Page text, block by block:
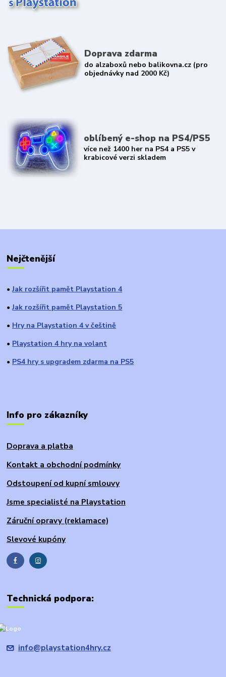
Doprava zdarma
do alzaboxů nebo balikovna.cz (pro
objednávky nad 2000 Kč)
oblíbený e-shop na PS4/PS5
více než 1400 her na PS4 a PS5 v
krabicové verzi skladem
Nejčtenější
● Jak rozšířit pamět Playstation 4
● Jak rozšířit pamět Playstation 5
● Hry na Playstation 4 v češtině
● Playstation 4 hry na volant
● PS4 hry s upgradem zdarma na PS5
Info pro zákazníky
Doprava a platba
Kontakt a obchodní podmínky
Odstoupení od kupní smlouvy
Jsme specialisté na Playstation
Záruční opravy (reklamace)
Slevové kupóny
Technická podpora:
info@playstation4hry.cz